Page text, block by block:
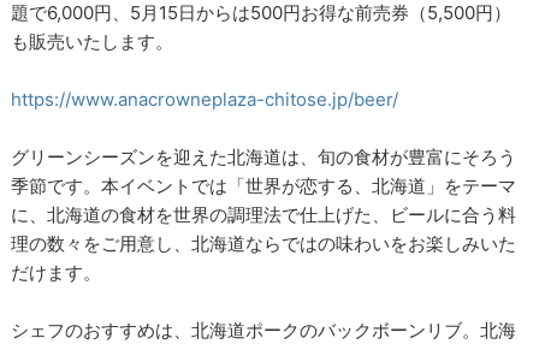
題で6,000円、5月15日からは500円お得な前売券（5,500円）
も販売いたします。
https://www.anacrowneplaza-chitose.jp/beer/
グリーンシーズンを迎えた北海道は、旬の食材が豊富にそろう
季節です。本イベントでは「世界が恋する、北海道」をテーマ
に、北海道の食材を世界の調理法で仕上げた、ビールに合う料
理の数々をご用意し、北海道ならではの味わいをお楽しみいた
だけます。
シェフのおすすめは、北海道ポークのバックボーンリブ。北海